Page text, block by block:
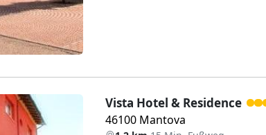
Vista Hotel & Residence
46100 Mantova